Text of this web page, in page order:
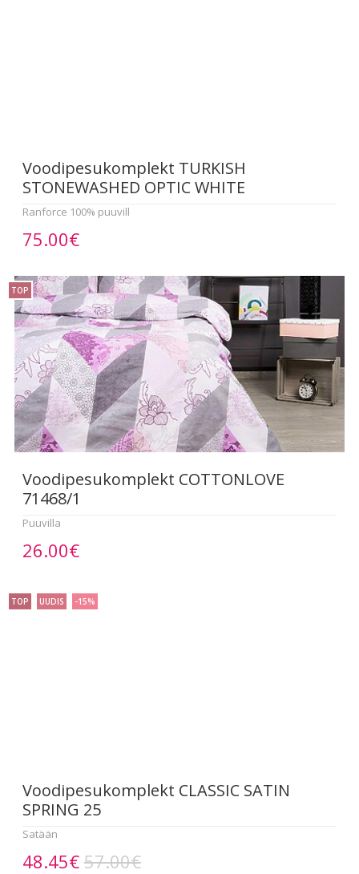
Voodipesukomplekt TURKISH
STONEWASHED OPTIC WHITE
Ranforce 100% puuvill
75.00€
TOP
Voodipesukomplekt COTTONLOVE
71468/1
Puuvilla
26.00€
TOP UUDIS -15%
Voodipesukomplekt CLASSIC SATIN
SPRING 25
Satään
48.45€ 57.00€